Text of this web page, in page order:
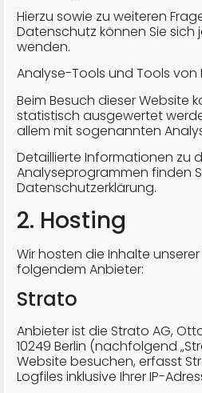
Hierzu sowie zu weiteren
Datenschutz können Sie sich
wenden.
Analyse-Tools und Tools
Beim Besuch dieser Website
statistisch ausgewertet
allem mit sogenannten
Detaillierte Informationen zu
Analyseprogrammen finden
Datenschutzerklärung.
2. Hosting
Wir hosten die Inhalte
folgendem Anbieter:
Strato
Anbieter ist die Strato AG,
10249 Berlin (nachfolgend
Website besuchen, erfasst
Logfiles inklusive Ihrer IP-